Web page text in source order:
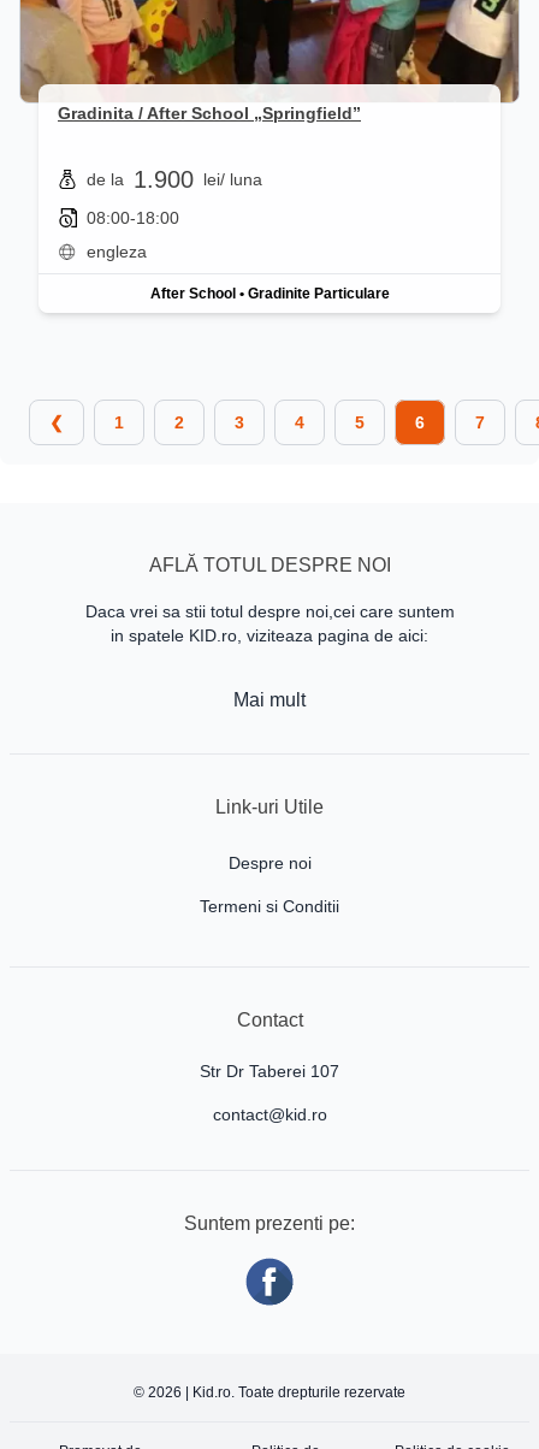
Gradinita / After School „Springfield”
de la 1.900 lei/ luna
08:00-18:00
engleza
After School• Gradinite Particulare
❮ 1 2 3 4 5 6 7
AFLĂ TOTUL DESPRE NOI
Daca vrei sa stii totul despre noi,cei care suntem
in spatele KID.ro, viziteaza pagina de aici:
Mai mult
Link-uri Utile
Despre noi
Termeni si Conditii
Contact
Str Dr Taberei 107
contact@kid.ro
Suntem prezenti pe:
© 2026 | Kid.ro. Toate drepturile rezervate